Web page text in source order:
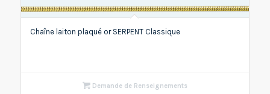
Chaîne laiton plaqué or SERPENT Classique
Demande de Renseignements